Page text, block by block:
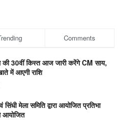
Comments
की 30वीं किस्त आज जारी करेंगे CM साय,
में आएगी राशि
मेला समिति द्वारा आयोजित प्रतिभा
आयोजित